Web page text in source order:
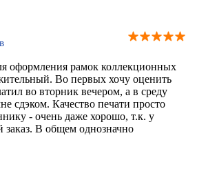
оформления рамок коллекционных
Во первых хочу оценить
во вторник вечером, а в среду
сдэком. Качество печати просто
- очень даже хорошо, т.к. у
заказ. В общем однозначно